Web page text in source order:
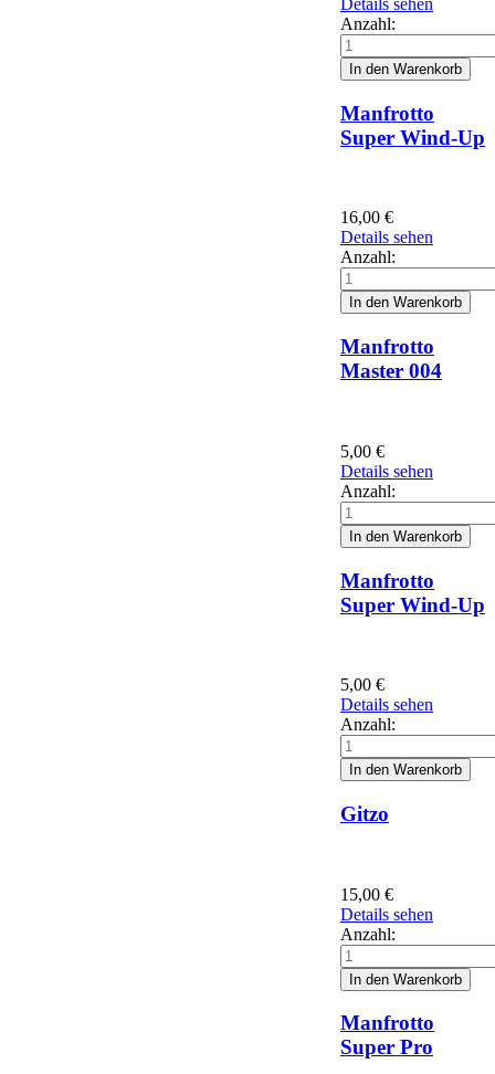
Details sehen
Anzahl:
Manfrotto
Super Wind-Up
16,00 €
Details sehen
Anzahl:
Manfrotto
Master 004
5,00 €
Details sehen
Anzahl:
Manfrotto
Super Wind-Up
5,00 €
Details sehen
Anzahl:
Gitzo
15,00 €
Details sehen
Anzahl:
Manfrotto
Super Pro